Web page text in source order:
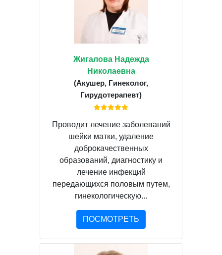
Жигалова Надежда
Николаевна
(Акушер, Гинеколог,
Гирудотерапевт)
Проводит лечение заболеваний
шейки матки, удаление
доброкачественных
образований, диагностику и
лечение инфекций
передающихся половым путем,
гинекологическую...
ПОСМОТРЕТЬ